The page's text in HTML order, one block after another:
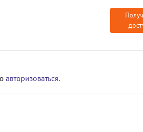
авторизоваться.